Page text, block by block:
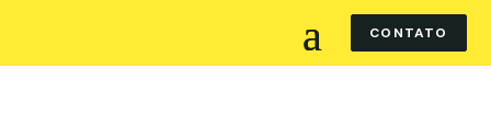
CONTATO